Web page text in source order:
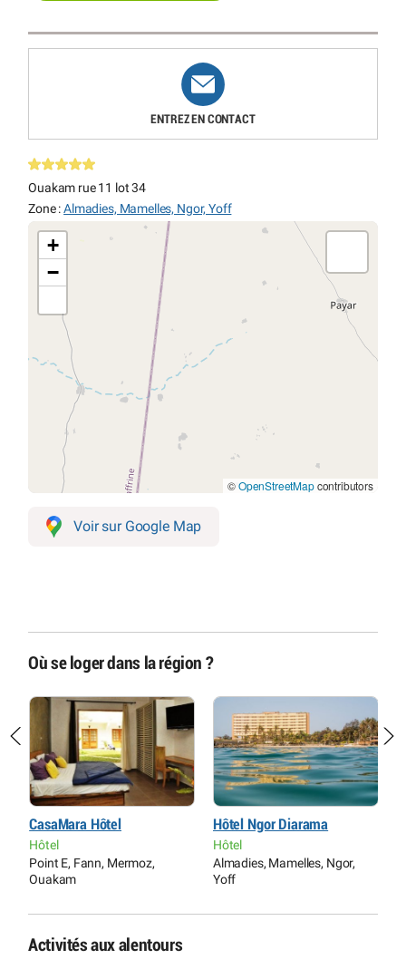
ENTREZ EN CONTACT
Ouakam rue 11 lot 34
Zone :Almadies, Mamelles, Ngor, Yoff
+
−
©OpenStreetMapcontributors
Voir sur Google Map
Où se loger dans la région ?
CasaMara Hôtel
Hôtel
Point E, Fann, Mermoz,
Ouakam
Hôtel Ngor Diarama
Hôtel
Almadies, Mamelles, Ngor,
Yoff
Activités aux alentours